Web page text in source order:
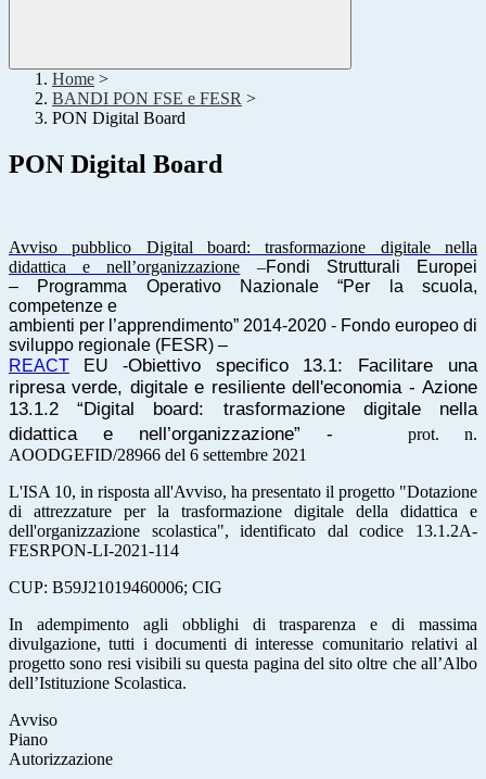
Home >
BANDI PON FSE e FESR >
PON Digital Board
PON Digital Board
Avviso pubblico Digital board: trasformazione digitale nella
didattica e nell’organizzazione
–Fondi Strutturali Europei
–
Programma Operativo Nazionale “Per la scuola,
competenze e
ambienti per l’apprendimento” 2014-2020 - Fondo europeo di
sviluppo regionale (FESR) –
REACT EU -Obiettivo specifico 13.1: Facilitare una
ripresa verde, digitale e resiliente dell'economia - Azione
13.1.2 “Digital board: trasformazione digitale nella
didattica e nell’organizzazione” -
prot. n.
AOODGEFID/28966 del 6 settembre 2021
L'ISA 10, in risposta all'Avviso, ha presentato il progetto "Dotazione
di attrezzature per la trasformazione digitale della didattica e
dell'organizzazione scolastica", identificato dal codice 13.1.2A-
FESRPON-LI-2021-114
CUP: B59J21019460006; CIG
In adempimento agli obblighi di trasparenza e di massima
divulgazione, tutti i documenti di interesse comunitario relativi al
progetto sono resi visibili su questa pagina del sito oltre che all’Albo
dell’Istituzione Scolastica.
Avviso
Piano
Autorizzazione